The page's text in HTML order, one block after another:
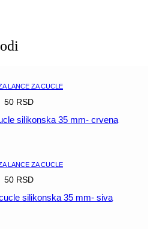
LANCE ZA CUCLE
50 RSD
silikonska 35 mm- crvena
LANCE ZA CUCLE
50 RSD
silikonska 35 mm- siva